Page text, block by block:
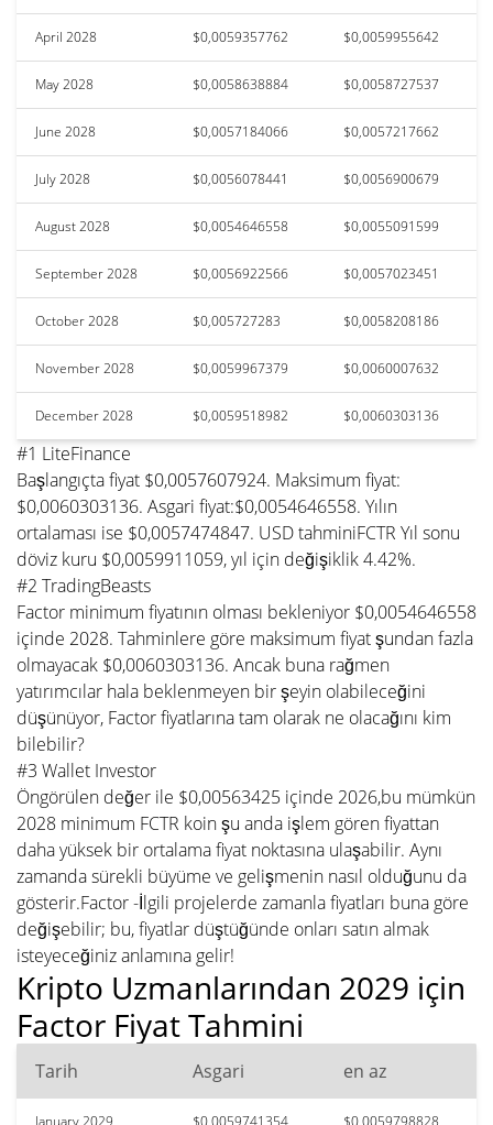
April 2028 $0,0059357762 $0,0059955642
May 2028 $0,0058638884 $0,0058727537
June 2028 $0,0057184066 $0,0057217662
July 2028 $0,0056078441 $0,0056900679
August 2028 $0,0054646558 $0,0055091599
September 2028 $0,0056922566 $0,0057023451
October 2028 $0,005727283 $0,0058208186
November 2028 $0,0059967379 $0,0060007632
December 2028 $0,0059518982 $0,0060303136
#1 LiteFinance
Başlangıçta fiyat $0,0057607924. Maksimum fiyat:
$0,0060303136. Asgari fiyat:$0,0054646558. Yılın
ortalaması ise $0,0057474847. USD tahminiFCTR Yıl sonu
döviz kuru $0,0059911059, yıl için değişiklik 4.42%.
#2 TradingBeasts
Factor minimum fiyatının olması bekleniyor $0,0054646558
içinde 2028. Tahminlere göre maksimum fiyat şundan fazla
olmayacak $0,0060303136. Ancak buna rağmen
yatırımcılar hala beklenmeyen bir şeyin olabileceğini
düşünüyor, Factor fiyatlarına tam olarak ne olacağını kim
bilebilir?
#3 Wallet Investor
Öngörülen değer ile $0,00563425 içinde 2026,bu mümkün
2028 minimum FCTR koin şu anda işlem gören fiyattan
daha yüksek bir ortalama fiyat noktasına ulaşabilir. Aynı
zamanda sürekli büyüme ve gelişmenin nasıl olduğunu da
gösterir.Factor -İlgili projelerde zamanla fiyatları buna göre
değişebilir; bu, fiyatlar düştüğünde onları satın almak
isteyeceğiniz anlamına gelir!
Kripto Uzmanlarından 2029 için
Factor Fiyat Tahmini
Tarih Asgari en az
January 2029 $0,0059741354 $0,0059798828